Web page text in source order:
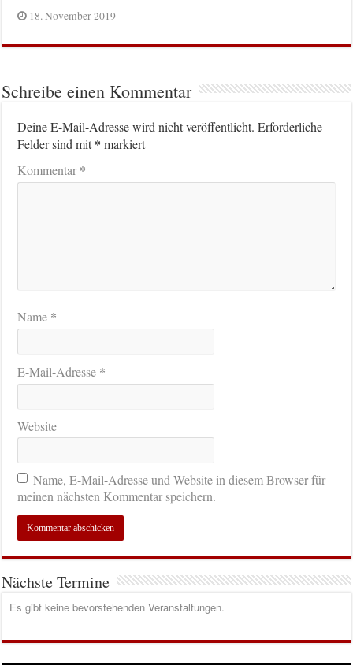
18. November 2019
Schreibe einen Kommentar
Deine E-Mail-Adresse wird nicht veröffentlicht. Erforderliche
Felder sind mit* markiert
Kommentar*
Name *
E-Mail-Adresse *
Website
Name, E-Mail-Adresse und Website in diesem Browser für
meinen nächsten Kommentar speichern.
Nächste Termine
Es gibt keine bevorstehenden Veranstaltungen.